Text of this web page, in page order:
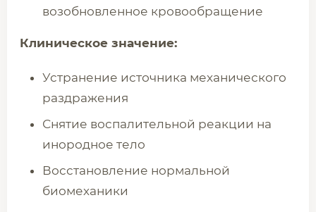
возобновленное кровообращение
Клиническое значение:
Устранение источника механического
раздражения
Снятие воспалительной реакции на
инородное тело
Восстановление нормальной
биомеханики